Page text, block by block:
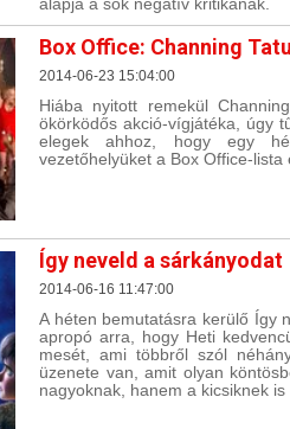
Box Office: Channing
2014-06-23 15:04:00
Hiába nyitott remekül
ökörködős akció-vígjátéka, úgy
elegek ahhoz, hogy egy
vezetőhelyüket a Box Office-lista
Így neveld a sárkányodat
2014-06-16 11:47:00
A héten bemutatásra kerülő Így
apropó arra, hogy Heti
mesét, ami többről szól
üzenete van, amit olyan
nagyoknak, hanem a kicsiknek